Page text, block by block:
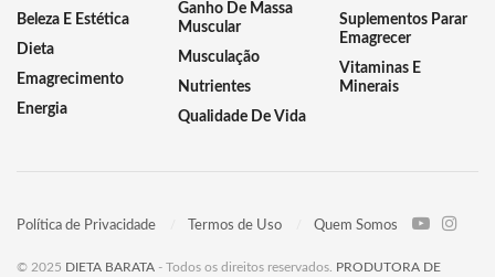
Beleza E Estética
Dieta
Emagrecimento
Energia
Ganho De Massa
Muscular
Musculação
Nutrientes
Qualidade De Vida
Suplementos Parar
Emagrecer
Vitaminas E
Minerais
Política de Privacidade Termos de Uso Quem Somos
© 2025 DIETA BARATA - Todos os direitos reservados. PRODUTORA DE